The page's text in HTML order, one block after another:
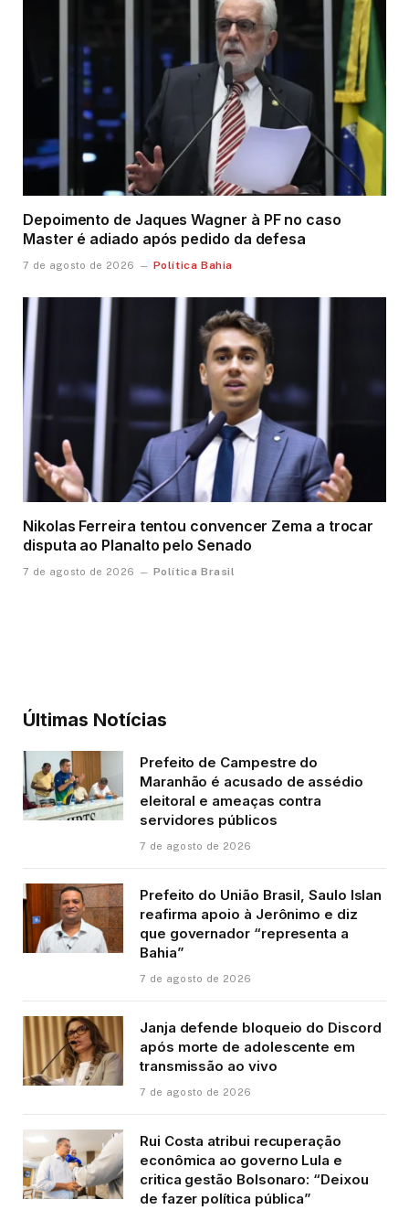
Depoimento de Jaques Wagner à PF no caso
Master é adiado após pedido da defesa
7 de agosto de 2026 Política Bahia
Nikolas Ferreira tentou convencer Zema a trocar
disputa ao Planalto pelo Senado
7 de agosto de 2026 Política Brasil
Últimas Notícias
Prefeito de Campestre do
Maranhão é acusado de assédio
eleitoral e ameaças contra
servidores públicos
7 de agosto de 2026
Prefeito do União Brasil, Saulo Islan
reafirma apoio à Jerônimo e diz
que governador “representa a
Bahia”
7 de agosto de 2026
Janja defende bloqueio do Discord
após morte de adolescente em
transmissão ao vivo
7 de agosto de 2026
Rui Costa atribui recuperação
econômica ao governo Lula e
critica gestão Bolsonaro: “Deixou
de fazer política pública”